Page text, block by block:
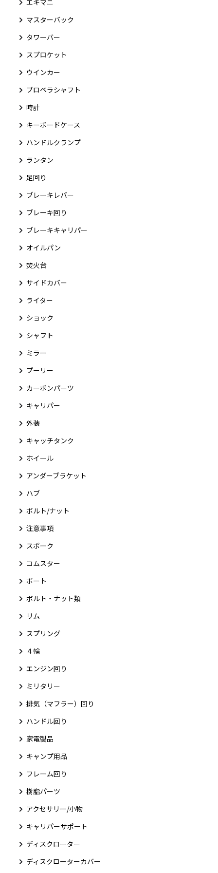
マスターバック
タワーバー
スプロケット
ウインカー
プロペラシャフト
時計
キーボードケース
ハンドルクランプ
ランタン
足回り
ブレーキレバー
ブレーキ回り
ブレーキキャリパー
オイルパン
焚火台
サイドカバー
ライター
ショック
シャフト
ミラー
プーリー
カーボンパーツ
キャリパー
外装
キャッチタンク
ホイール
アンダーブラケット
ハブ
ボルト/ナット
注意事項
スポーク
コムスター
ボート
ボルト・ナット類
リム
スプリング
４輪
エンジン回り
ミリタリー
排気（マフラー）回り
ハンドル回り
家電製品
キャンプ用品
フレーム回り
樹脂パーツ
アクセサリー/小物
キャリパーサポート
ディスクローター
ディスクローターカバー